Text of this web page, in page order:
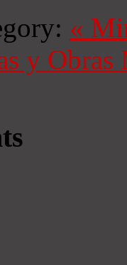
«
y Obras